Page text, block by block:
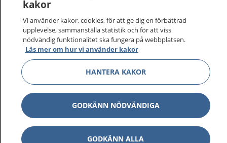
1177 ger dig råd när du vill må bättre.
1177 på flera språk Visa
Om 1177 Visa
Kontakt Visa
kakor
Vi använder kakor, cookies, för att ge dig en förbättrad
upplevelse, sammanställa statistik och för att viss
nödvändig funktionalitet ska fungera på webbplatsen.
Läs mer om hur vi använder kakor
HANTERA KAKOR
GODKÄNN NÖDVÄNDIGA
GODKÄNN ALLA